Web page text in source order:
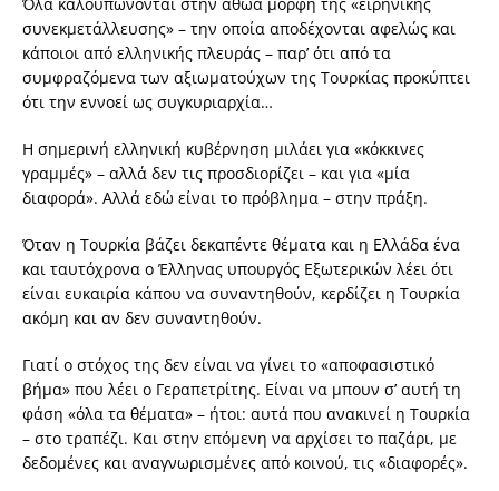
συνεκμετάλλευσης» – την οποία αποδέχονται αφελώς και
κάποιοι από ελληνικής πλευράς – παρ’ ότι από τα
συμφραζόμενα των αξιωματούχων της Τουρκίας προκύπτει
ότι την εννοεί ως συγκυριαρχία…
Η σημερινή ελληνική κυβέρνηση μιλάει για «κόκκινες
γραμμές» – αλλά δεν τις προσδιορίζει – και για «μία
διαφορά». Αλλά εδώ είναι το πρόβλημα – στην πράξη.
Όταν η Τουρκία βάζει δεκαπέντε θέματα και η Ελλάδα ένα
και ταυτόχρονα ο Έλληνας υπουργός Εξωτερικών λέει ότι
είναι ευκαιρία κάπου να συναντηθούν, κερδίζει η Τουρκία
ακόμη και αν δεν συναντηθούν.
Γιατί ο στόχος της δεν είναι να γίνει το «αποφασιστικό
βήμα» που λέει ο Γεραπετρίτης. Είναι να μπουν σ’ αυτή τη
φάση «όλα τα θέματα» – ήτοι: αυτά που ανακινεί η Τουρκία
– στο τραπέζι. Και στην επόμενη να αρχίσει το παζάρι, με
δεδομένες και αναγνωρισμένες από κοινού, τις «διαφορές».